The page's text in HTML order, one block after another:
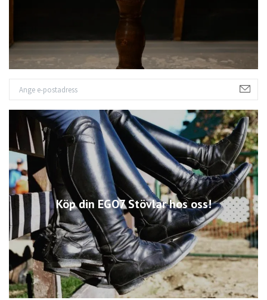
Köp din EGO7 Stövlar hos oss!